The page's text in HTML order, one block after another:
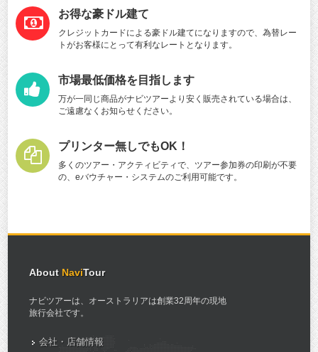
お得な豪ドル建て
クレジットカードによる豪ドル建てになりますので、為替レー
トがお客様にとって有利なレートとなります。
市場最低価格を目指します
万が一同じ商品がナビツアーより安く販売されている場合は、
ご遠慮なくお知らせください。
プリンター無しでもOK！
多くのツアー・アクティビティで、ツアー参加券の印刷が不要
の、eバウチャー・システムのご利用可能です。
About NaviTour
ナビツアーは、オーストラリアは創業32周年の現地
旅行会社です。
会社・店舗情報